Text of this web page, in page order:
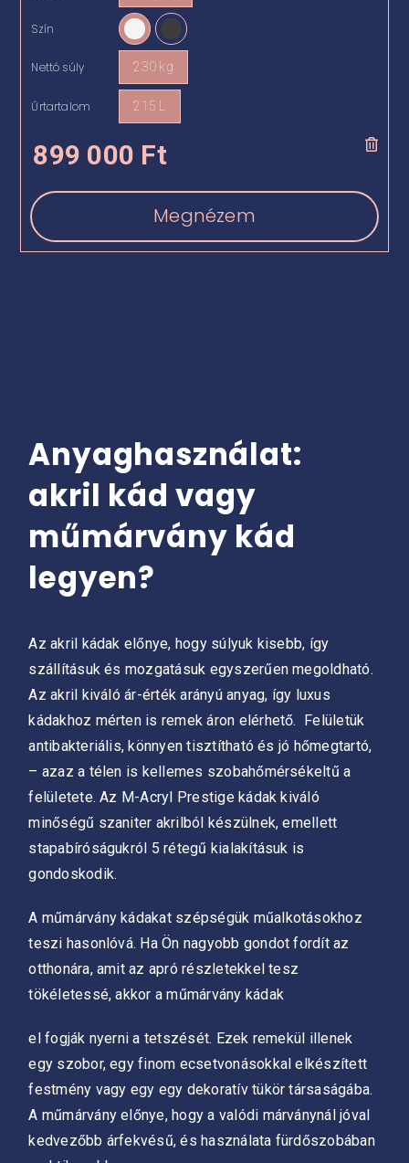
Szín
Nettó súly 230 kg
Űrtartalom 215 L
899 000 Ft
Megnézem
Anyaghasználat:
akril kád vagy
műmárvány kád
legyen?
Az akril kádak előnye, hogy súlyuk kisebb, így
szállításuk és mozgatásuk egyszerűen megoldható.
Az akril kiváló ár-érték arányú anyag, így luxus
kádakhoz mérten is remek áron elérhető. Felületük
antibakteriális, könnyen tisztítható és jó hőmegtartó,
– azaz a télen is kellemes szobahőmérsékeltű a
felületete. Az M-Acryl Prestige kádak kiváló
minőségű szaniter akrilból készülnek, emellett
stapabíróságukról 5 rétegű kialakításuk is
gondoskodik.
A műmárvány kádakat szépségük műalkotásokhoz
teszi hasonlóvá. Ha Ön nagyobb gondot fordít az
otthonára, amit az apró részletekkel tesz
tökéletessé, akkor a műmárvány kádak
el fogják nyerni a tetszését. Ezek remekül illenek
egy szobor, egy finom ecsetvonásokkal elkészített
festmény vagy egy egy dekoratív tükör társaságába.
A műmárvány előnye, hogy a valódi márványnál jóval
kedvezőbb árfekvésű, és használata fürdőszobában